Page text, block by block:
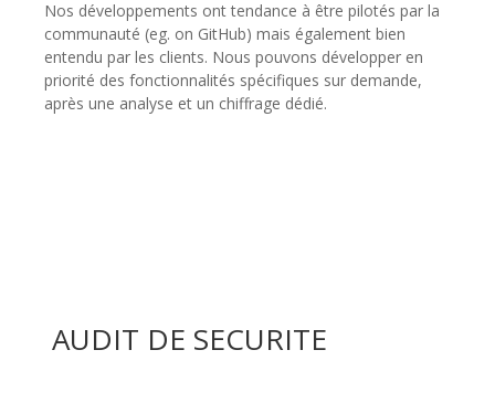
Nos développements ont tendance à être pilotés par la
communauté (eg. on GitHub) mais également bien
entendu par les clients. Nous pouvons développer en
priorité des fonctionnalités spécifiques sur demande,
après une analyse et un chiffrage dédié.
AUDIT DE SECURITE